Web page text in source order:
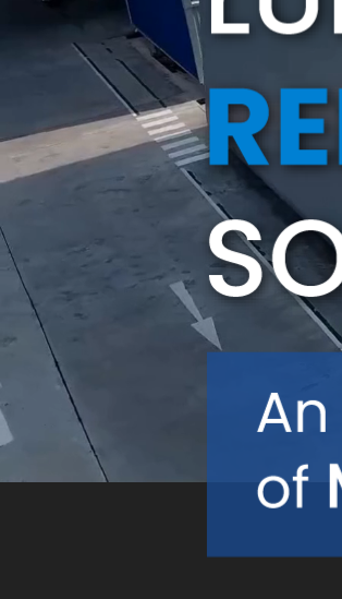
油质状态监测